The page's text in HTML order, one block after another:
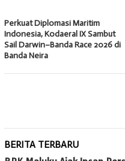
Perkuat Diplomasi Maritim
Indonesia, Kodaeral IX Sambut
Sail Darwin–Banda Race 2026 di
Banda Neira
BERITA TERBARU